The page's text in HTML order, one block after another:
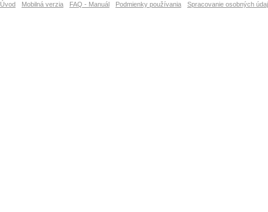
Úvod Mobilná verzia FAQ - Manuál Podmienky používania Spracovanie osobných